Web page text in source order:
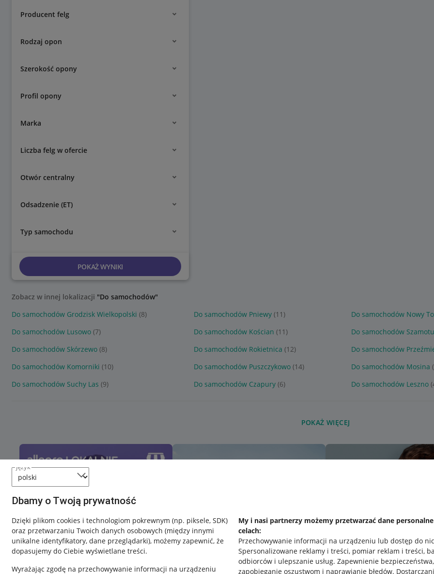
język
Dbamy o Twoją prywatność
Dzięki plikom cookies i technologiom pokrewnym (np. piksele, SDK)
oraz przetwarzaniu Twoich danych osobowych (między innymi
unikalne identyfikatory, dane przeglądarki), możemy zapewnić, że
dopasujemy do Ciebie wyświetlane treści.
Wyrażając zgodę na przechowywanie informacji na urządzeniu
My i nasi partnerzy możemy przetwarzać dane
celach:
Przechowywanie informacji na urządzeniu lub dostęp do
Spersonalizowane reklamy i treści, pomiar reklam i treści,
odbiorców i ulepszanie usług. Zapewnienie bezpieczeństwa,
zapobieganie oszustwom i naprawianie błędów.
Producent felg
Rodzaj opon
Szerokość opony
Profil opony
Marka
Liczba felg w ofercie
Otwór centralny
Odsadzenie (ET)
Typ samochodu
POKAŻ WYNIKI
Zobacz w innej lokalizacji "Do samochodów"
Do samochodów Grodzisk Wielkopolski (8) Do samochodów Pniewy (11) Do samochodów Nowy
Do samochodów Lusowo (7) Do samochodów Kościan (11) Do samochodów
Do samochodów Skórzewo (8) Do samochodów Rokietnica (12) Do samochodów
Do samochodów Komorniki (10) Do samochodów Puszczykowo (14) Do samochodów Mosina
Do samochodów Suchy Las (9) Do samochodów Czapury (6) Do samochodów Leszno
POKAŻ WIĘCEJ